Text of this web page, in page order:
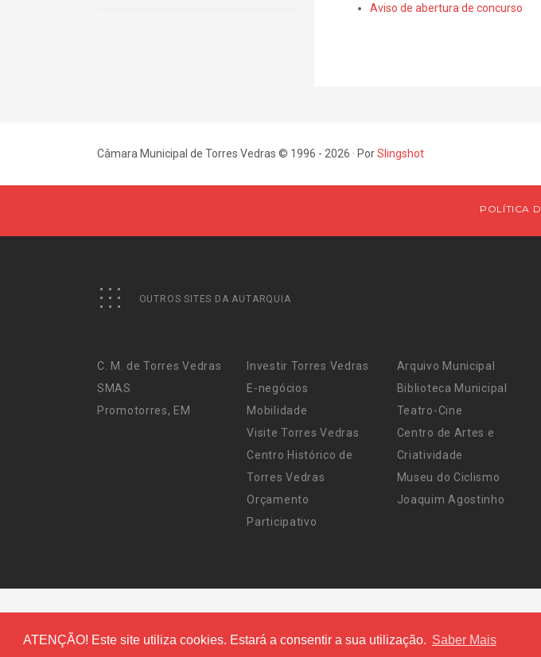
ATENÇÃO! Este site utiliza cookies. Estará a consentir a sua utilização. Saber Mais
Aviso de abertura de concurso
Câmara Municipal de Torres Vedras © 1996 - 2026 · PorSlingshot
POLÍTICA
OUTROS SITES DA AUTARQUIA
C. M. de Torres Vedras
SMAS
Promotorres, EM
Investir Torres Vedras
E-negócios
Mobilidade
Visite Torres Vedras
Centro Histórico de
Torres Vedras
Orçamento
Participativo
Arquivo Municipal
Biblioteca Municipal
Teatro-Cine
Centro de Artes e
Criatividade
Museu do Ciclismo
Joaquim Agostinho